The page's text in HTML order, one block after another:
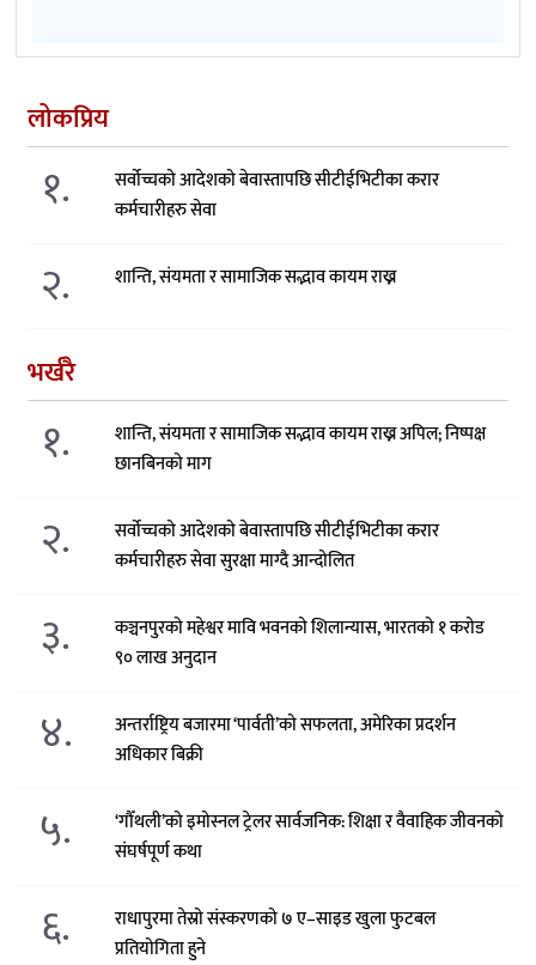
लोकप्रिय
१.
सर्वोच्चको आदेशको बेवास्तापछि सीटीईभिटीका करार
कर्मचारीहरु सेवा
२. शान्ति, संयमता र सामाजिक सद्भाव कायम राख्न
भर्खरै
१.
शान्ति, संयमता र सामाजिक सद्भाव कायम राख्न अपिल; निष्पक्ष
छानबिनको माग
२.
सर्वोच्चको आदेशको बेवास्तापछि सीटीईभिटीका करार
कर्मचारीहरु सेवा सुरक्षा माग्दै आन्दोलित
३.
कञ्चनपुरको महेश्वर मावि भवनको शिलान्यास, भारतको १ करोड
९० लाख अनुदान
४.
अन्तर्राष्ट्रिय बजारमा ‘पार्वती’को सफलता, अमेरिका प्रदर्शन
अधिकार बिक्री
५.
‘गौँथली’को इमोस्नल ट्रेलर सार्वजनिक: शिक्षा र वैवाहिक जीवनको
संघर्षपूर्ण कथा
६.
राधापुरमा तेस्रो संस्करणको ७ ए–साइड खुला फुटबल
प्रतियोगिता हुने